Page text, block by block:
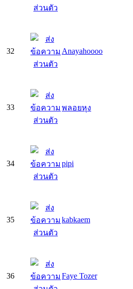
32 Anayahoooo
33 พลอยหุง
34 pipi
35 kabkaem
36 Faye Tozer